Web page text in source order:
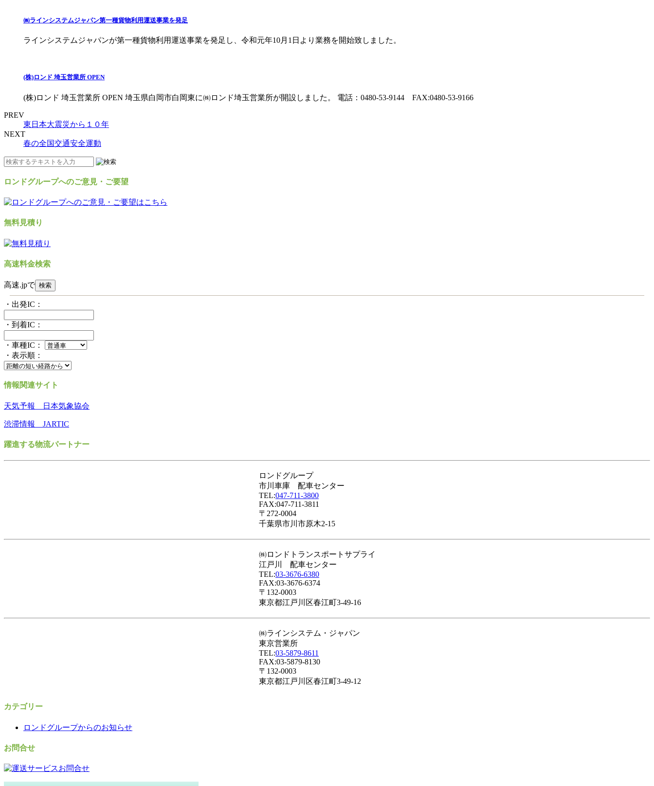
㈱ラインシステムジャパン第一種貨物利用運送事業を発足
ラインシステムジャパンが第一種貨物利用運送事業を発足し、令和元年10月1日より業務を開始致しました。
(株)ロンド 埼玉営業所 OPEN
(株)ロンド 埼玉営業所 OPEN 埼玉県白岡市白岡東に㈱ロンド埼玉営業所が開設しました。 電話：0480-53-9144 FAX:0480-53-9166
PREV
東日本大震災から１０年
NEXT
春の全国交通安全運動
ロンドグループへのご意見・ご要望
無料見積り
高速料金検索
高速.jpで
・出発IC：
・到着IC：
・車種IC：
・表示順：
情報関連サイト
天気予報 日本気象協会
渋滞情報 JARTIC
躍進する物流パートナー
ロンドグループ
市川車庫 配車センター
TEL:047-711-3800
FAX:047-711-3811
〒272-0004
千葉県市川市原木2-15
㈱ロンドトランスポートサプライ
江戸川 配車センター
TEL:03-3676-6380
FAX:03-3676-6374
〒132-0003
東京都江戸川区春江町3-49-16
㈱ラインシステム・ジャパン
東京営業所
TEL:03-5879-8611
FAX:03-5879-8130
〒132-0003
東京都江戸川区春江町3-49-12
カテゴリー
ロンドグループからのお知らせ
お問合せ